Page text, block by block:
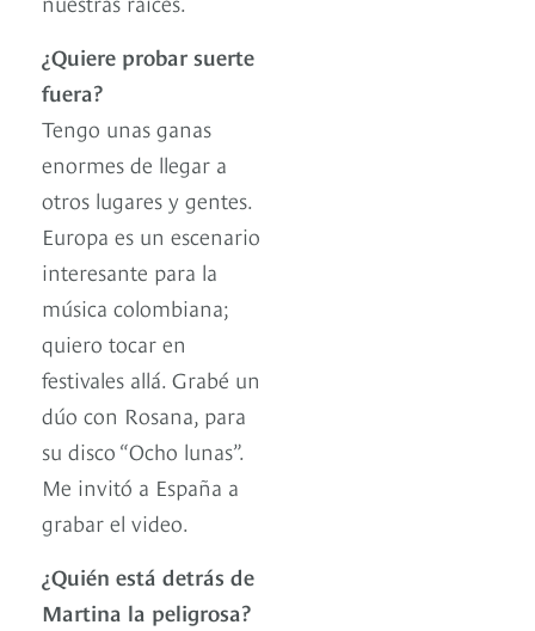
¿Quiere probar suerte
fuera?
Tengo unas ganas
enormes de llegar a
otros lugares y gentes.
Europa es un escenario
interesante para la
música colombiana;
quiero tocar en
festivales allá. Grabé un
dúo con Rosana, para
su disco “Ocho lunas”.
Me invitó a España a
grabar el video.
¿Quién está detrás de
Martina la peligrosa?